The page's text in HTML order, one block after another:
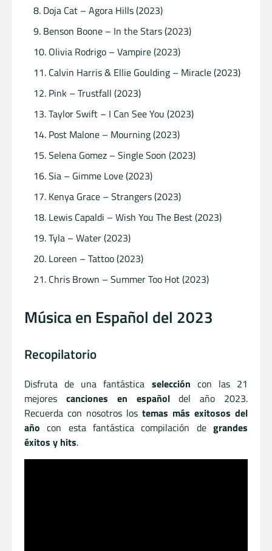
Doja Cat – Agora Hills (2023)
Benson Boone – In the Stars (2023)
Olivia Rodrigo – Vampire (2023)
Calvin Harris & Ellie Goulding – Miracle (2023)
Pink – Trustfall (2023)
Taylor Swift – I Can See You (2023)
Post Malone – Mourning (2023)
Selena Gomez – Single Soon (2023)
Sia – Gimme Love (2023)
Kenya Grace – Strangers (2023)
Lewis Capaldi – Wish You The Best (2023)
Tyla – Water (2023)
Loreen – Tattoo (2023)
Chris Brown – Summer Too Hot (2023)
Música en Español del 2023
Recopilatorio
Disfruta de una fantástica selección con las 21
mejores canciones en españoldel año 2023.
Recuerda con nosotros los temas más exitosos del
añocon esta fantástica compilación degrandes
éxitos y hits.